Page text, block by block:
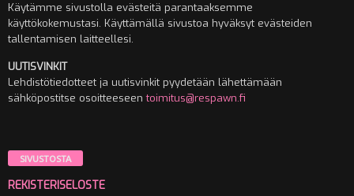
Käytämme sivustolla evästeitä parantaaksemme
käyttökokemustasi. Käyttämällä sivustoa hyväksyt evästeiden
tallentamisen laitteellesi.
UUTISVINKIT
Lehdistötiedotteet ja uutisvinkit pyydetään lähettämään
sähköpostitse osoitteeseentoimitus@respawn.fi
SIVUSTOSTA
REKISTERISELOSTE